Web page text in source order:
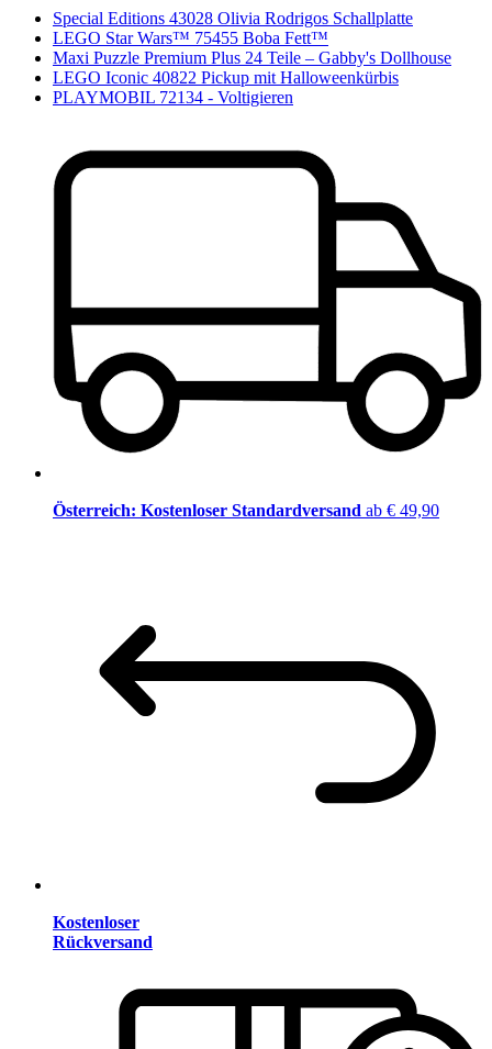
Special Editions 43028 Olivia Rodrigos Schallplatte
LEGO Star Wars™ 75455 Boba Fett™
Maxi Puzzle Premium Plus 24 Teile – Gabby's Dollhouse
LEGO Iconic 40822 Pickup mit Halloweenkürbis
PLAYMOBIL 72134 - Voltigieren
Österreich: Kostenloser Standardversand ab € 49,90
Kostenloser
Rückversand